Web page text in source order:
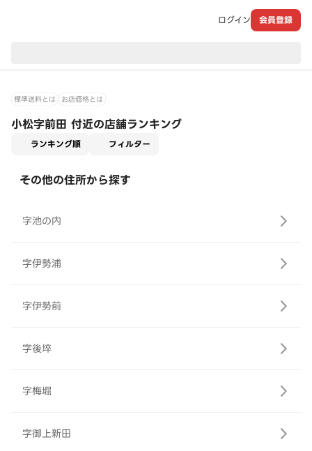
ログイン 会員登録
標準送料とは お店価格とは
小松字前田 付近の店舗ランキング
ランキング順 フィルター
その他の住所から探す
字池の内
字伊勢浦
字伊勢前
字後埣
字梅堀
字御上新田